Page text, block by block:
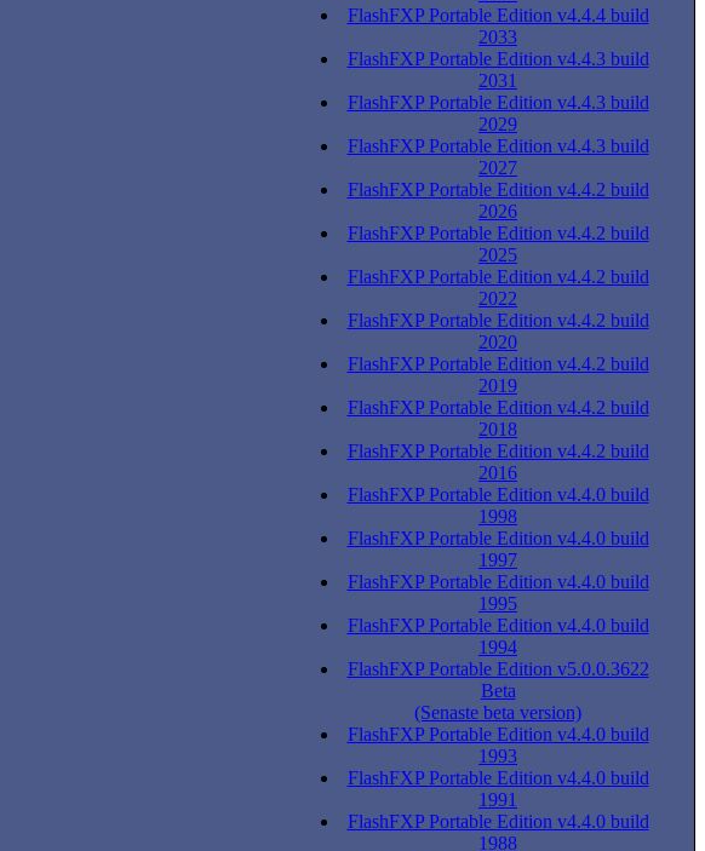
FlashFXP Portable Edition v4.4.4 build
2033
FlashFXP Portable Edition v4.4.3 build
2031
FlashFXP Portable Edition v4.4.3 build
2029
FlashFXP Portable Edition v4.4.3 build
2027
FlashFXP Portable Edition v4.4.2 build
2026
FlashFXP Portable Edition v4.4.2 build
2025
FlashFXP Portable Edition v4.4.2 build
2022
FlashFXP Portable Edition v4.4.2 build
2020
FlashFXP Portable Edition v4.4.2 build
2019
FlashFXP Portable Edition v4.4.2 build
2018
FlashFXP Portable Edition v4.4.2 build
2016
FlashFXP Portable Edition v4.4.0 build
1998
FlashFXP Portable Edition v4.4.0 build
1997
FlashFXP Portable Edition v4.4.0 build
1995
FlashFXP Portable Edition v4.4.0 build
1994
FlashFXP Portable Edition v5.0.0.3622
Beta
(Senaste beta version)
FlashFXP Portable Edition v4.4.0 build
1993
FlashFXP Portable Edition v4.4.0 build
1991
FlashFXP Portable Edition v4.4.0 build
1988